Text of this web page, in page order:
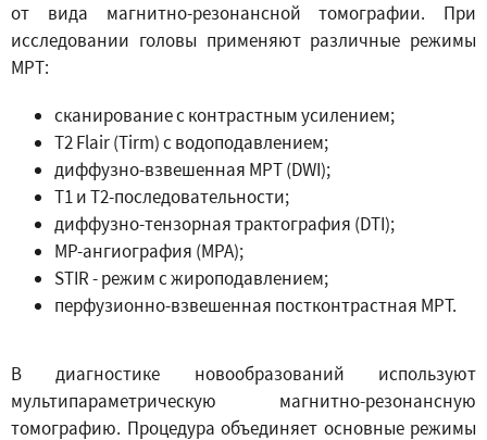
от вида магнитно-резонансной томографии. При
исследовании головы применяют различные режимы
МРТ:
сканирование с контрастным усилением;
T2 Flair (Tirm) с водоподавлением;
диффузно-взвешенная МРТ (DWI);
Т1 и Т2-последовательности;
диффузно-тензорная трактография (DTI);
МР-ангиография (МРА);
STIR - режим с жироподавлением;
перфузионно-взвешенная постконтрастная МРТ.
В диагностике новообразований используют
мультипараметрическую магнитно-резонансную
томографию. Процедура объединяет основные режимы